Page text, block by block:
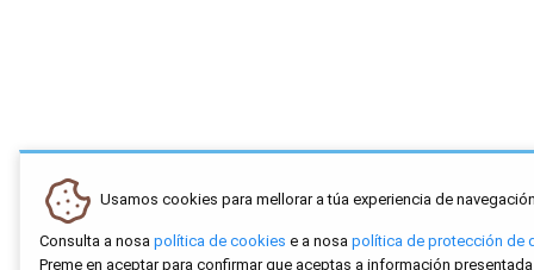
Usamos cookies para mellorar a túa experiencia de
Consulta a nosa política de cookies e a nosa política de protección de
Preme en aceptar para confirmar que aceptas a información